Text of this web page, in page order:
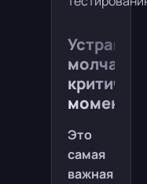
момент
Это
самая
важная